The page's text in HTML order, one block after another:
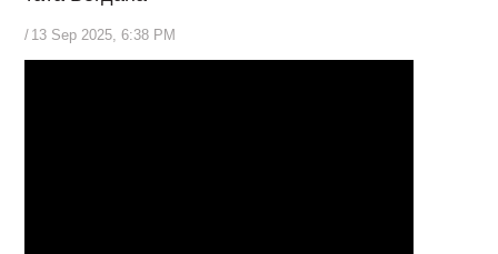
/ 13 Sep 2025, 6:38 PM